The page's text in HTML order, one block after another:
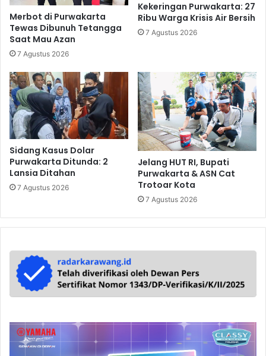
Merbot di Purwakarta
Tewas Dibunuh Tetangga
Saat Mau Azan
7 Agustus 2026
Kekeringan Purwakarta: 27
Ribu Warga Krisis Air Bersih
7 Agustus 2026
Sidang Kasus Dolar
Purwakarta Ditunda: 2
Lansia Ditahan
7 Agustus 2026
Jelang HUT RI, Bupati
Purwakarta & ASN Cat
Trotoar Kota
7 Agustus 2026